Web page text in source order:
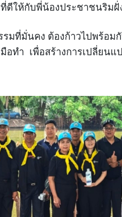
ดีให้กับพี่น้องประชาชนริมฝั่
มที่มั่นคง ต้องก้าวไปพร้อ
ำ เพื่อสร้างการเปลี่ยนแ